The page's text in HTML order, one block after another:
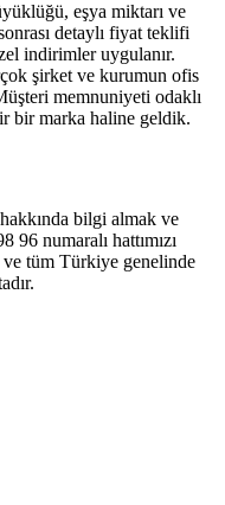
eşya miktarı ve
detaylı fiyat teklifi
indirimler uygulanır.
şirket ve kurumun ofis
memnuniyeti odaklı
bir marka haline geldik.
bilgi almak ve
numaralı hattımızı
ve tüm Türkiye genelinde